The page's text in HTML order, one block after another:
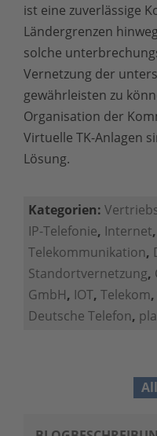
ist eine zuverlässige
Ländergrenzen
solche
Vernetzung der
gewährleisten zu
Organisation der
Virtuelle TK-Anlagen
Lösung.
Kategorien:
IP-Telefonie, Internet,
Telekommunikation,
Standortvernetzung,
GmbH, IOT, Telekom,
Deutsche Telefon,